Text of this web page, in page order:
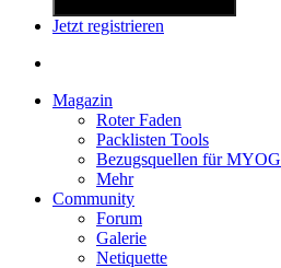
Jetzt registrieren
Magazin
Roter Faden
Packlisten Tools
Bezugsquellen für MYOG
Mehr
Community
Forum
Galerie
Netiquette